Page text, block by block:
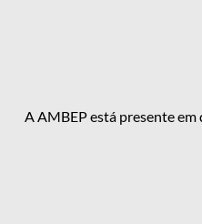
A AMBEP está presente em